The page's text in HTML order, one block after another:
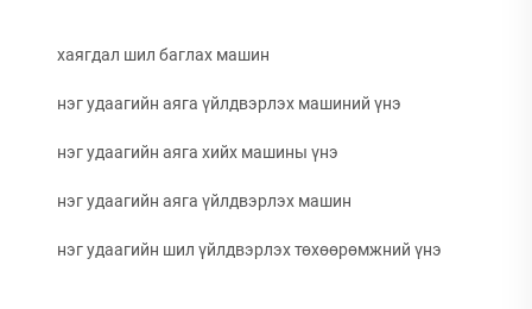
хаягдал шил баглах машин
нэг удаагийн аяга үйлдвэрлэх машиний үнэ
нэг удаагийн аяга хийх машины үнэ
нэг удаагийн аяга үйлдвэрлэх машин
нэг удаагийн шил үйлдвэрлэх төхөөрөмжний үнэ